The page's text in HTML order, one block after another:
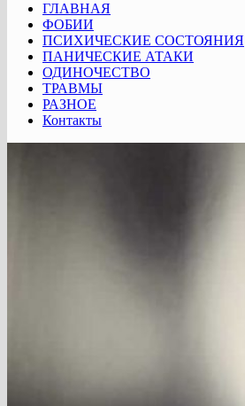
ГЛАВНАЯ
ФОБИИ
ПСИХИЧЕСКИЕ СОСТОЯНИЯ
ПАНИЧЕСКИЕ АТАКИ
ОДИНОЧЕСТВО
ТРАВМЫ
РАЗНОЕ
Контакты